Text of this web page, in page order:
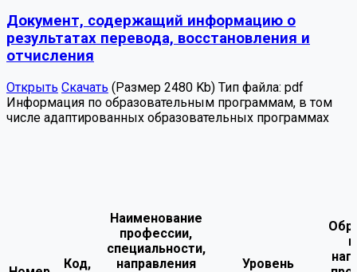
Документ, содержащий информацию о
результатах перевода, восстановления и
отчисления
Открыть Скачать (Размер 2480 Kb) Тип файла: pdf
Информация по образовательным программам, в том
числе адаптированных образовательных программах
Код,
Наименование
профессии,
специальности,
направления
Уровень